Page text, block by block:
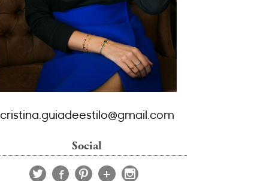
cristina.guiadeestilo@gmail.com
Social